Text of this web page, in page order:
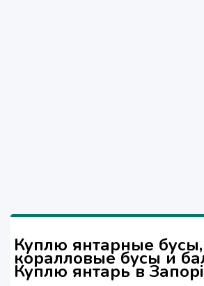
Куплю янтарные
коралловые бусы и
Куплю янтарь в